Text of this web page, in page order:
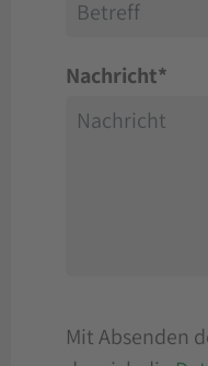
Nachricht*
Mit Absenden